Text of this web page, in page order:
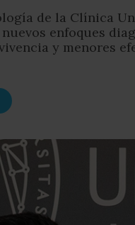
de la Clínica
enfoques
y menores